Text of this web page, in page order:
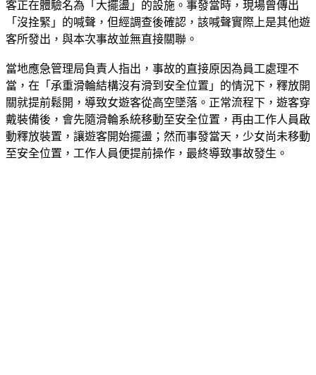
據中國《央視新聞》報導，該起事故發生於5月3日，當時女遊
客正在體驗名為「大擺盪」的設施。事發當時，現場曾傳出
「沒拴緊」的喊聲，但經調查後確認，該喊聲實際上是其他遊
當地應急管理局負責人指出，事故的直接原因為員工處理不
當，在「承重滑輪結構沒有滑到安全位置」的情況下，釋放開
關就提前鬆開，導致女遊客從高空墜落。正常流程下，遊客穿
戴裝備後，會先隨滑輪系統移動至安全位置，再由工作人員啟
動釋放裝置，讓遊客開始擺盪；然而事發當天，少女尚未移動